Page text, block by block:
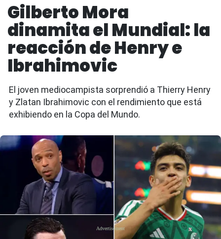
Gilberto Mora
dinamita el Mundial: la
reacción de Henry e
Ibrahimovic
El joven mediocampista sorprendió a Thierry Henry
y Zlatan Ibrahimovic con el rendimiento que está
exhibiendo en la Copa del Mundo.
X